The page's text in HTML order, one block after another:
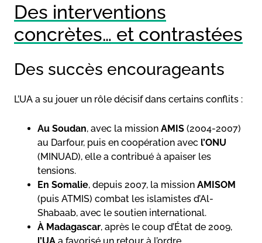
Des interventions
concrètes… et contrastées
Des succès encourageants
L’UA a su jouer un rôle décisif dans certains conflits :
Au Soudan, avec la mission AMIS (2004-2007)
au Darfour, puis en coopération avec l’ONU
(MINUAD), elle a contribué à apaiser les
tensions.
En Somalie, depuis 2007, la mission AMISOM
(puis ATMIS) combat les islamistes d’Al-
Shabaab, avec le soutien international.
À Madagascar, après le coup d’État de 2009,